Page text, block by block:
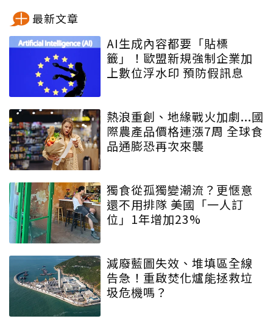
最新文章
AI生成內容都要「貼標
籤」！歐盟新規強制企業加
上數位浮水印 預防假訊息
熱浪重創、地緣戰火加劇...國
際農產品價格連漲7周 全球食
品通膨恐再次來襲
獨食從孤獨變潮流？更愜意
還不用排隊 美國「一人訂
位」1年增加23%
減廢藍圖失效、堆填區全線
告急！重啟焚化爐能拯救垃
圾危機嗎？